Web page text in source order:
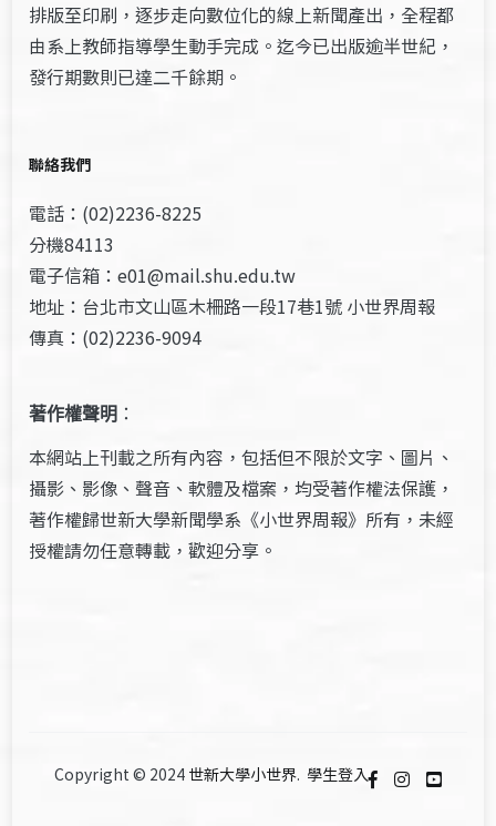
排版至印刷，逐步走向數位化的線上新聞產出，全程都
由系上教師指導學生動手完成。迄今已出版逾半世紀，
發行期數則已達二千餘期。
聯絡我們
電話：(02)2236-8225
分機84113
電子信箱：e01@mail.shu.edu.tw
地址：台北市文山區木柵路一段17巷1號 小世界周報
傳真：(02)2236-9094
著作權聲明 ：
本網站上刊載之所有內容，包括但不限於文字、圖片、
攝影、影像、聲音、軟體及檔案，均受著作權法保護，
著作權歸世新大學新聞學系《小世界周報》所有，未經
授權請勿任意轉載，歡迎分享。
Copyright © 2024 世新大學小世界. 學生登入